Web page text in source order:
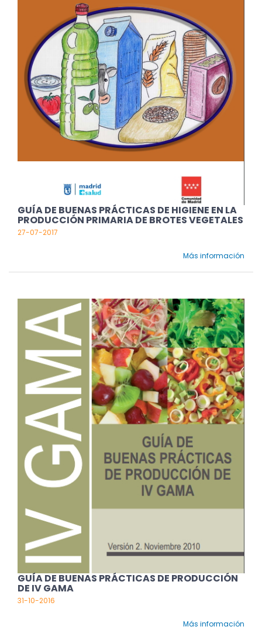
GUÍA DE BUENAS PRÁCTICAS DE HIGIENE EN LA
PRODUCCIÓN PRIMARIA DE BROTES VEGETALES
27-07-2017
Más información
GUÍA DE BUENAS PRÁCTICAS DE PRODUCCIÓN
DE IV GAMA
31-10-2016
Más información